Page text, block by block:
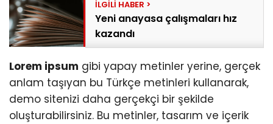
Yeni anayasa çalışmaları hız
kazandı
Lorem ipsum gibi yapay metinler yerine, gerçek
anlam taşıyan bu Türkçe metinleri kullanarak,
demo sitenizi daha gerçekçi bir şekilde
oluşturabilirsiniz. Bu metinler, tasarım ve içerik